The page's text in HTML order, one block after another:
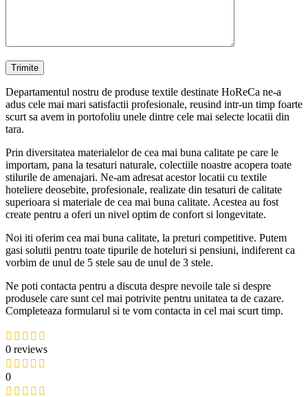
Departamentul nostru de produse textile destinate HoReCa ne-a
adus cele mai mari satisfactii profesionale, reusind intr-un timp foarte
scurt sa avem in portofoliu unele dintre cele mai selecte locatii din
tara.
Prin diversitatea materialelor de cea mai buna calitate pe care le
importam, pana la tesaturi naturale, colectiile noastre acopera toate
stilurile de amenajari. Ne-am adresat acestor locatii cu textile
hoteliere deosebite, profesionale, realizate din tesaturi de calitate
superioara si materiale de cea mai buna calitate. Acestea au fost
create pentru a oferi un nivel optim de confort si longevitate.
Noi iti oferim cea mai buna calitate, la preturi competitive. Putem
gasi solutii pentru toate tipurile de hoteluri si pensiuni, indiferent ca
vorbim de unul de 5 stele sau de unul de 3 stele.
Ne poti contacta pentru a discuta despre nevoile tale si despre
produsele care sunt cel mai potrivite pentru unitatea ta de cazare.
Completeaza formularul si te vom contacta in cel mai scurt timp.
0 reviews
0